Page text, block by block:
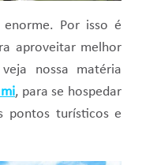
Por isso é
aproveitar melhor
nossa matéria
, para se hospedar
pontos turísticos e